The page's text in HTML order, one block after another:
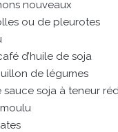
nouveaux
ou de pleurotes
d’huile de soja
de légumes
soja à teneur